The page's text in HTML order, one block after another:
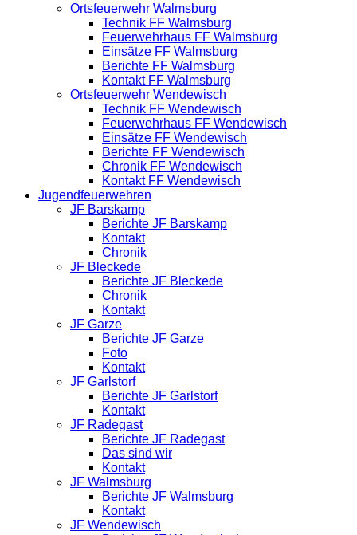
Ortsfeuerwehr Walmsburg
Technik FF Walmsburg
Feuerwehrhaus FF Walmsburg
Einsätze FF Walmsburg
Berichte FF Walmsburg
Kontakt FF Walmsburg
Ortsfeuerwehr Wendewisch
Technik FF Wendewisch
Feuerwehrhaus FF Wendewisch
Einsätze FF Wendewisch
Berichte FF Wendewisch
Chronik FF Wendewisch
Kontakt FF Wendewisch
Jugendfeuerwehren
JF Barskamp
Berichte JF Barskamp
Kontakt
Chronik
JF Bleckede
Berichte JF Bleckede
Chronik
Kontakt
JF Garze
Berichte JF Garze
Foto
Kontakt
JF Garlstorf
Berichte JF Garlstorf
Kontakt
JF Radegast
Berichte JF Radegast
Das sind wir
Kontakt
JF Walmsburg
Berichte JF Walmsburg
Kontakt
JF Wendewisch